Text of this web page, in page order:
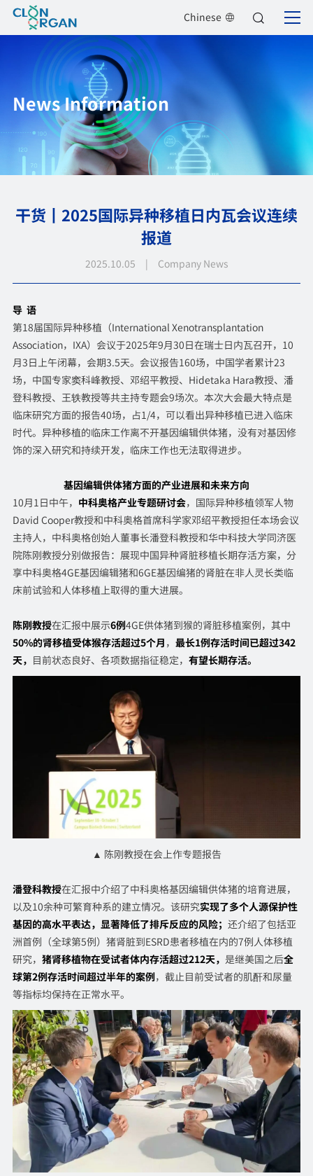
Chinese
News Information
干货丨2025国际异种移植日内瓦会议连续
报道
2025.10.05 | Company News
导 语
第18届国际异种移植（International Xenotransplantation
Association，IXA）会议于2025年9月30日在瑞士日内瓦召开，10
月3日上午闭幕，会期3.5天。会议报告160场，中国学者累计23
场，中国专家窦科峰教授、邓绍平教授、Hidetaka Hara教授、潘
登科教授、王轶教授等共主持专题会9场次。本次大会最大特点是
临床研究方面的报告40场，占1/4，可以看出异种移植已进入临床
时代。异种移植的临床工作离不开基因编辑供体猪，没有对基因修
饰的深入研究和持续开发，临床工作也无法取得进步。
基因编辑供体猪方面的产业进展和未来方向
10月1日中午， 中科奥格产业专题研讨会，国际异种移植领军人物
David Cooper教授和中科奥格首席科学家邓绍平教授担任本场会议
主持人，中科奥格创始人董事长潘登科教授和华中科技大学同济医
院陈刚教授分别做报告：展现中国异种肾脏移植长期存活方案，分
享中科奥格4GE基因编辑猪和6GE基因编猪的肾脏在非人灵长类临
床前试验和人体移植上取得的重大进展。
陈刚教授在汇报中展示6例4GE供体猪到猴的肾脏移植案例，其中
50%的肾移植受体猴存活超过5个月 ， 最长1例存活时间已超过342
天， 目前状态良好、各项数据指征稳定， 有望长期存活。
▲ 陈刚教授在会上作专题报告
潘登科教授在汇报中介绍了中科奥格基因编辑供体猪的培育进展，
以及10余种可繁育种系的建立情况。该研究实现了多个人源保护性
基因的高水平表达，显著降低了排斥反应的风险； 还介绍了包括亚
洲首例（全球第5例）猪肾脏到ESRD患者移植在内的7例人体移植
研究， 猪肾移植物在受试者体内存活超过212天， 是继美国之后全
球第2例存活时间超过半年的案例，截止目前受试者的肌酐和尿量
等指标均保持在正常水平。